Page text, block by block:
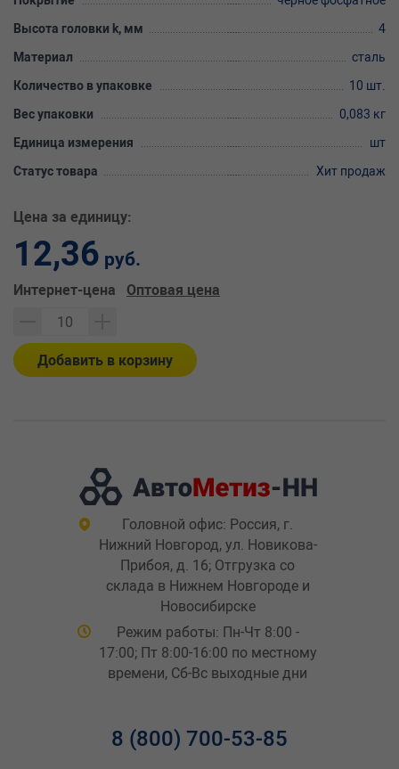
Высота головки k, мм
4
Материал
сталь
Количество в упаковке
10 шт.
Вес упаковки
0,083 кг
Единица измерения
шт
Статус товара
Хит продаж
Цена за единицу:
12,36 руб.
Интернет-цена Оптовая цена
Добавить в корзину
Головной офис: Россия, г.
Нижний Новгород, ул. Новикова-
Прибоя, д. 16; Отгрузка со
склада в Нижнем Новгороде и
Новосибирске
Режим работы: Пн-Чт 8:00 -
17:00; Пт 8:00-16:00 по местному
времени, Сб-Вс выходные дни
8 (800) 700-53-85